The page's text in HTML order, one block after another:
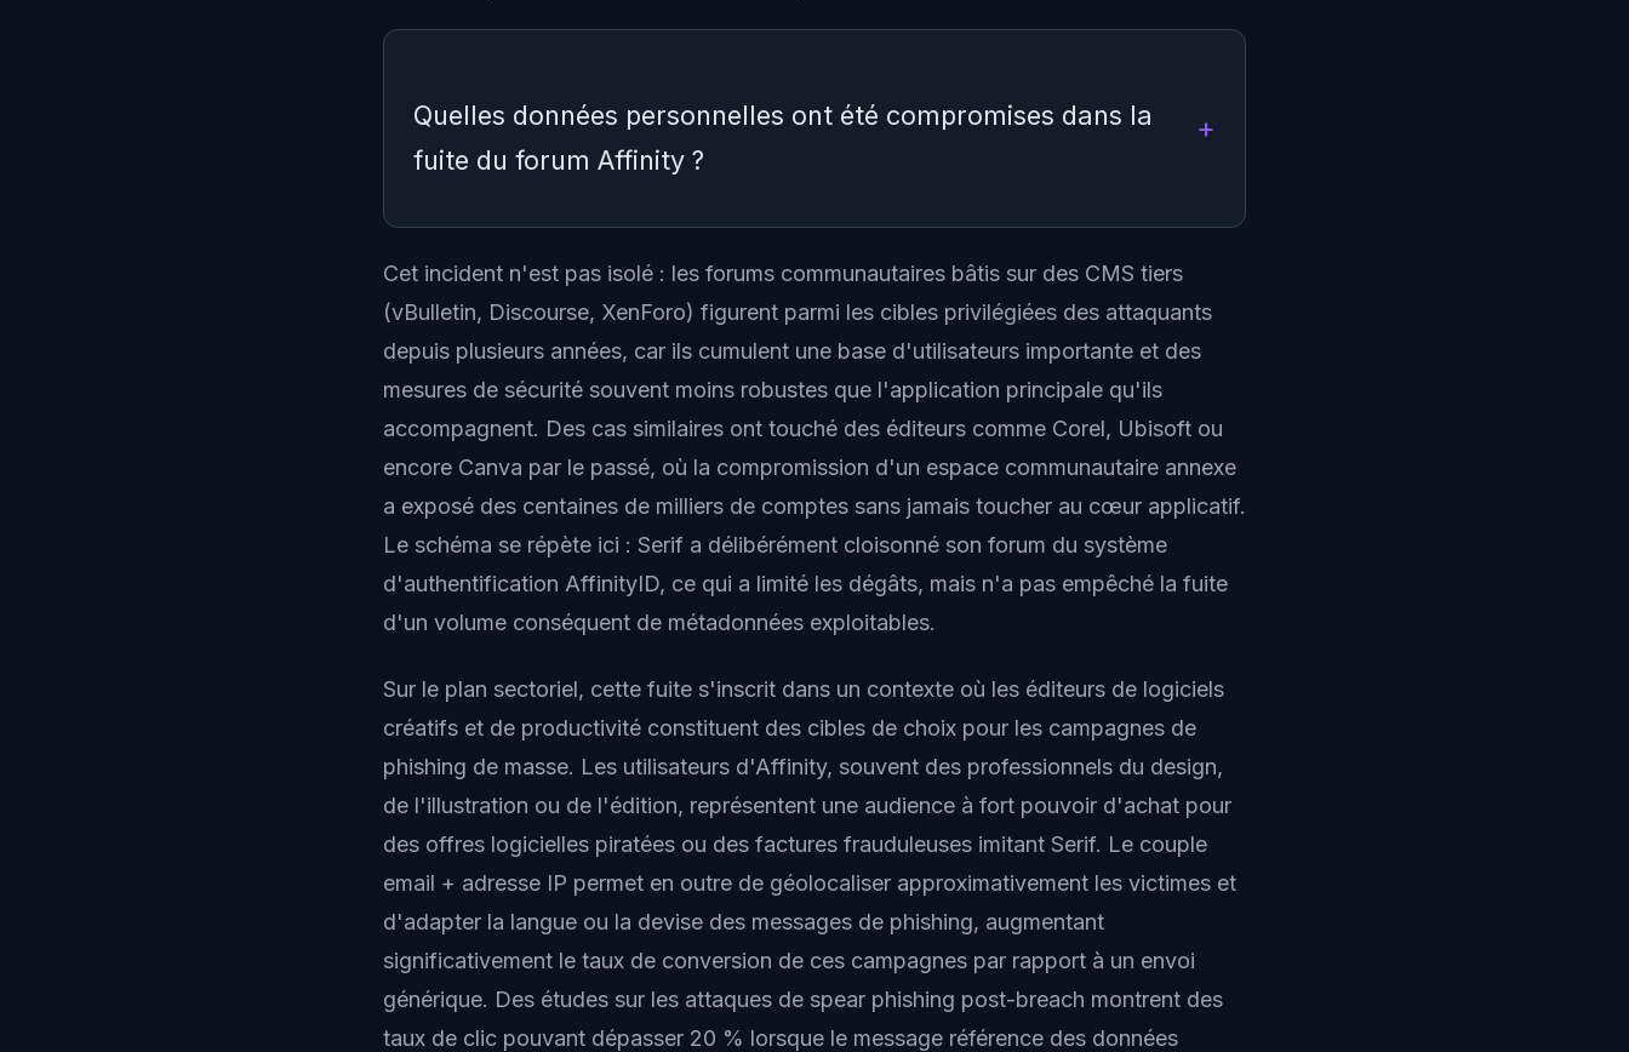
Quelles données personnelles ont été compromises dans la
fuite du forum Affinity ?
Les données exposées incluent les noms d utilisateur, adresses email, dernière
adresse IP utilisée, date d inscription et nombre de publications. En revanche,
les mots de passe, données financières, adresses postales et numéros de
téléphone n ont pas été affectés. Le forum étant un système séparé, les
comptes AffinityID principaux ne sont pas concernés.
Cet incident n'est pas isolé : les forums communautaires bâtis sur des CMS tiers
(vBulletin, Discourse, XenForo) figurent parmi les cibles privilégiées des attaquants
depuis plusieurs années, car ils cumulent une base d'utilisateurs importante et des
mesures de sécurité souvent moins robustes que l'application principale qu'ils
accompagnent. Des cas similaires ont touché des éditeurs comme Corel, Ubisoft ou
encore Canva par le passé, où la compromission d'un espace communautaire annexe
a exposé des centaines de milliers de comptes sans jamais toucher au cœur applicatif.
Le schéma se répète ici : Serif a délibérément cloisonné son forum du système
d'authentification AffinityID, ce qui a limité les dégâts, mais n'a pas empêché la fuite
d'un volume conséquent de métadonnées exploitables.
Sur le plan sectoriel, cette fuite s'inscrit dans un contexte où les éditeurs de logiciels
créatifs et de productivité constituent des cibles de choix pour les campagnes de
phishing de masse. Les utilisateurs d'Affinity, souvent des professionnels du design,
de l'illustration ou de l'édition, représentent une audience à fort pouvoir d'achat pour
des offres logicielles piratées ou des factures frauduleuses imitant Serif. Le couple
email + adresse IP permet en outre de géolocaliser approximativement les victimes et
d'adapter la langue ou la devise des messages de phishing, augmentant
significativement le taux de conversion de ces campagnes par rapport à un envoi
générique. Des études sur les attaques de spear phishing post-breach montrent des
taux de clic pouvant dépasser 20 % lorsque le message référence des données